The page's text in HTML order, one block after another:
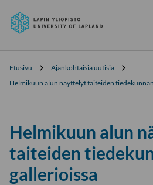
Siirry
suoraan
yliopisto
Etusivu
Ajankohtaisia uutisia
Helmikuun alun näyttelyt taiteiden
Helmikuun alun
taiteiden
gallerioissa